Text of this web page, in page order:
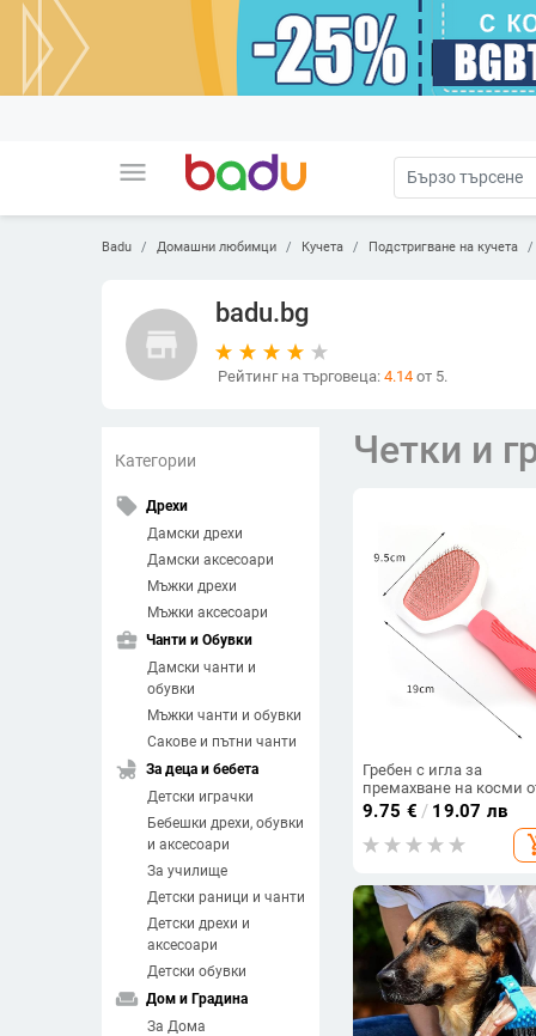
menu
Badu Домашни любимци Кучета Подстригване на кучета
store
badu.bg
Рейтинг на търговеца: 4.14 от 5.
Категории
local_offer Дрехи
Дамски дрехи
Дамски аксесоари
Мъжки дрехи
Мъжки аксесоари
business_center Чанти и Обувки
Дамски чанти и
обувки
Мъжки чанти и обувки
Сакове и пътни чанти
child_friendly За деца и бебета
Детски играчки
Бебешки дрехи, обувки
и аксесоари
За училище
Детски раници и чанти
Детски дрехи и
аксесоари
Детски обувки
weekend Дом и Градина
За Дома
Четки и
Гребен с игла за
премахване на косми
домашни котки, четка
премахване на бълхи,
котешки артефакт,
за домашни любимци
косми от кучета
9.75 € / 19.07 лв